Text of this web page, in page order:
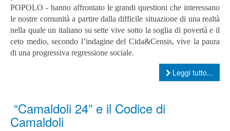
POPOLO - hanno affrontato le grandi questioni che interessano
le nostre comunità a partire dalla difficile situazione di una realtà
nella quale un italiano su sette vive sotto la soglia di povertà e il
ceto medio, secondo l’indagine del Cida&Censis, vive la paura
di una progressiva regressione sociale.
Leggi tutto...
“Camaldoli 24” e il Codice di
Camaldoli